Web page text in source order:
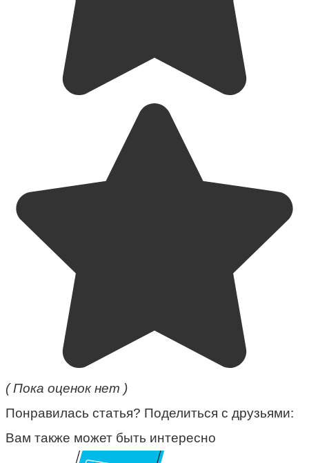
( Пока оценок нет )
Понравилась статья? Поделиться с друзьями:
Вам также может быть интересно